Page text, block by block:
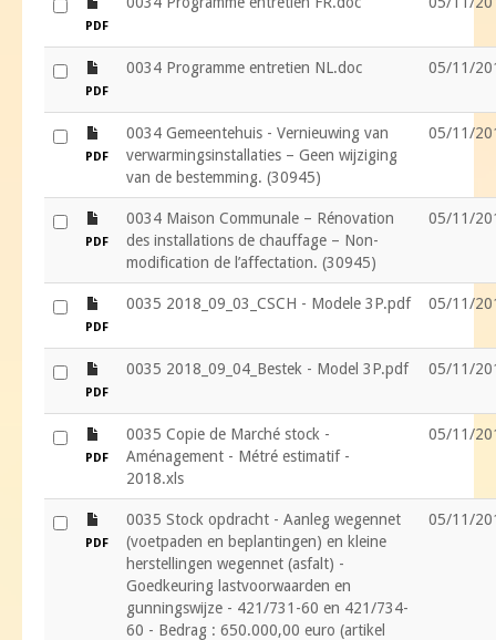
PDF
PDF
0034 Programme entretien NL.doc 05/11/
PDF
0034 Gemeentehuis - Vernieuwing van
verwarmingsinstallaties – Geen wijziging
van de bestemming. (30945)
05/11/
PDF
0034 Maison Communale – Rénovation
des installations de chauffage – Non-
modification de l’affectation. (30945)
05/11/
PDF
0035 2018_09_03_CSCH - Modele 3P.pdf 05/11/
PDF
0035 2018_09_04_Bestek - Model 3P.pdf 05/11/
PDF
0035 Copie de Marché stock -
Aménagement - Métré estimatif -
2018.xls
05/11/
PDF
0035 Stock opdracht - Aanleg wegennet
(voetpaden en beplantingen) en kleine
herstellingen wegennet (asfalt) -
Goedkeuring lastvoorwaarden en
gunningswijze - 421/731-60 en 421/734-
60 - Bedrag : 650.000,00 euro (artikel
05/11/